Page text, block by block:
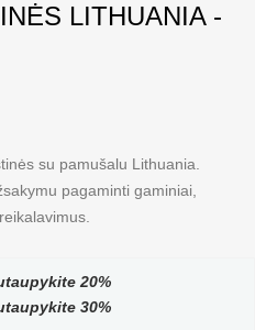
LITHUANIA -
su pamušalu Lithuania.
pagaminti gaminiai,
20%
30%